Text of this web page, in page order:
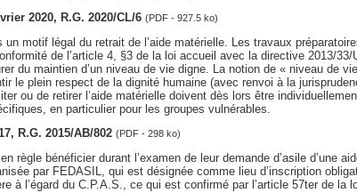
2020, R.G. 2020/CL/6 (PDF - 927.5 ko)
un motif légal du retrait de l’aide matérielle. Les travaux
de l’article 4, §3 de la loi accueil avec la directive 2013/
du maintien d’un niveau de vie digne. La notion de « niveau de
le plein respect de la dignité humaine (avec renvoi à la
ou de retirer l’aide matérielle doivent dès lors être
en particulier pour les groupes vulnérables.
R.G. 2015/AB/802 (PDF - 298 ko)
règle bénéficier durant l’examen de leur demande d’asile d’une
par FEDASIL, qui est désignée comme lieu d’inscription
à l’égard du C.P.A.S., ce qui est confirmé par l’article 57ter de la